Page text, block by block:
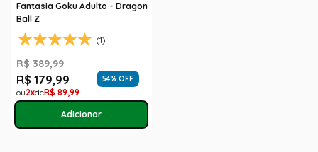
Fantasia Goku Adulto - Dragon
Ball Z
(1)
R$ 389,99
R$ 179,99 54% OFF
2 R$ 89,99